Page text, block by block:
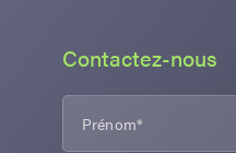
Contactez-nous